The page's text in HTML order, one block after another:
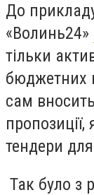
До
«Волинь24»
тільки
бюджетних
сам
тендери
Так було з